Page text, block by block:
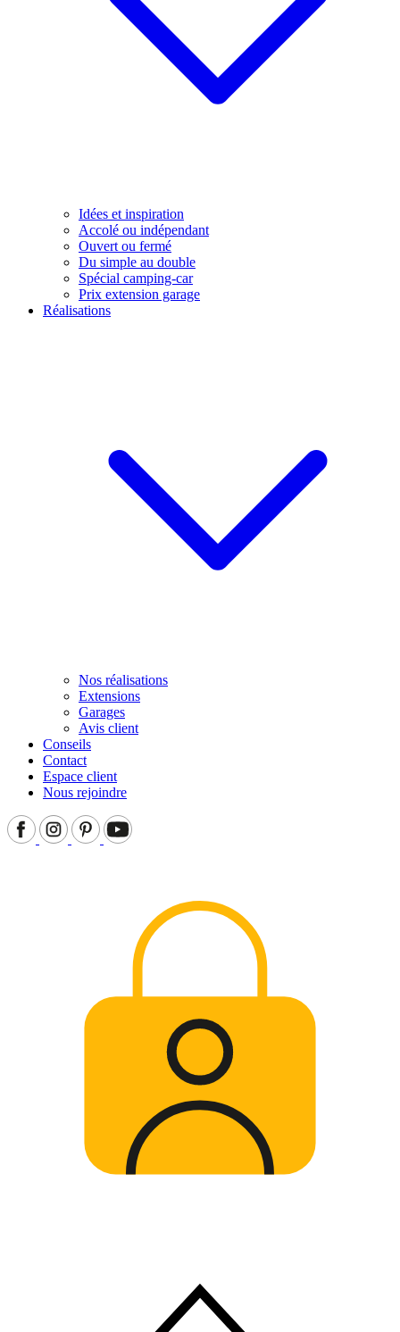
Idées et inspiration
Accolé ou indépendant
Ouvert ou fermé
Du simple au double
Spécial camping-car
Prix extension garage
Réalisations
Nos réalisations
Extensions
Garages
Avis client
Conseils
Contact
Espace client
Nous rejoindre